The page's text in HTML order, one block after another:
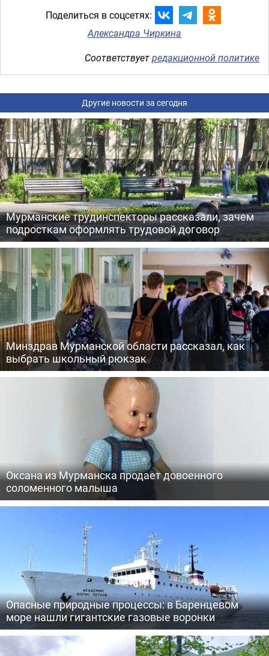
Поделиться в соцсетях:
Александра Чиркина
Соответствуетредакционной политике
Другие новости за сегодня
Мурманские трудинспекторы рассказали, зачем
подросткам оформлять трудовой договор
Минздрав Мурманской области рассказал, как
выбрать школьный рюкзак
Оксана из Мурманска продает довоенного
соломенного малыша
Опасные природные процессы: в Баренцевом
море нашли гигантские газовые воронки